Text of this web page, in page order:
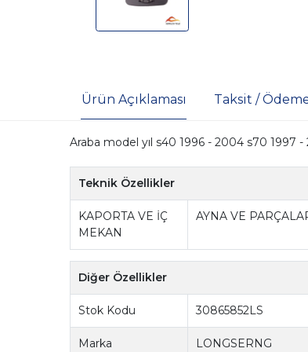
Ürün Açıklaması Taksit /
Araba model yıl s40 1996 - 2004 s70 1997
Teknik Özellikler
KAPORTA VE İÇ
MEKAN
AYNA VE
Diğer Özellikler
Stok Kodu 30865852LS
Marka LONGSERNG